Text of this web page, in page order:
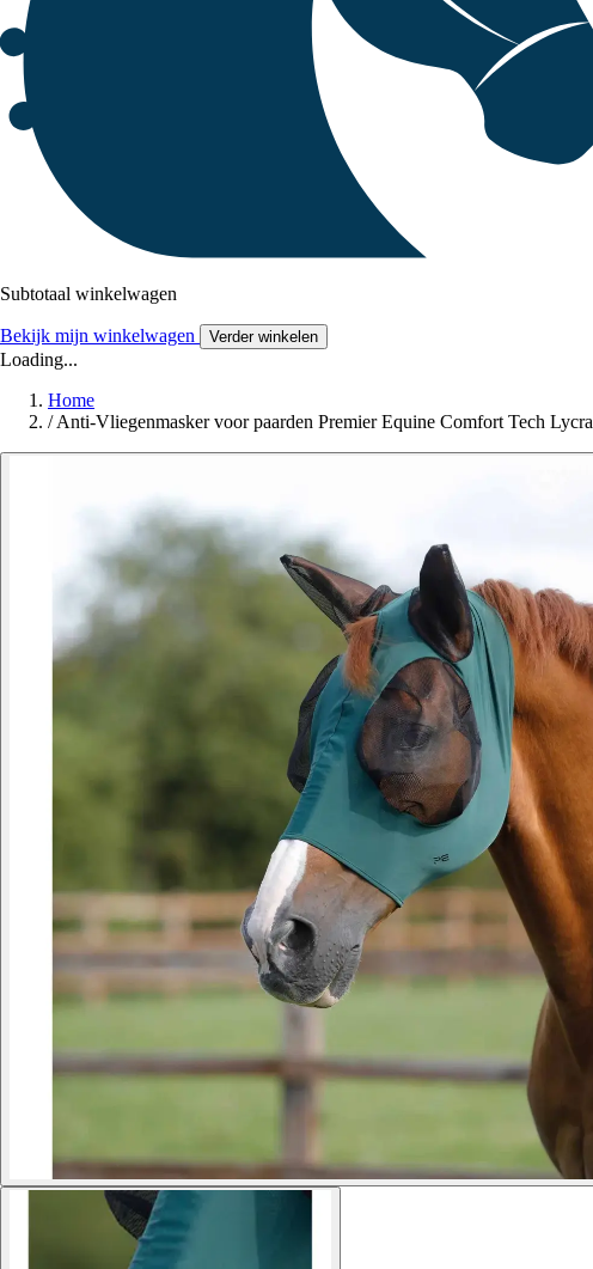
Subtotaal winkelwagen
Bekijk mijn winkelwagen Verder winkelen
Loading...
Home
/ Anti-Vliegenmasker voor paarden Premier Equine Comfort Tech Lycra